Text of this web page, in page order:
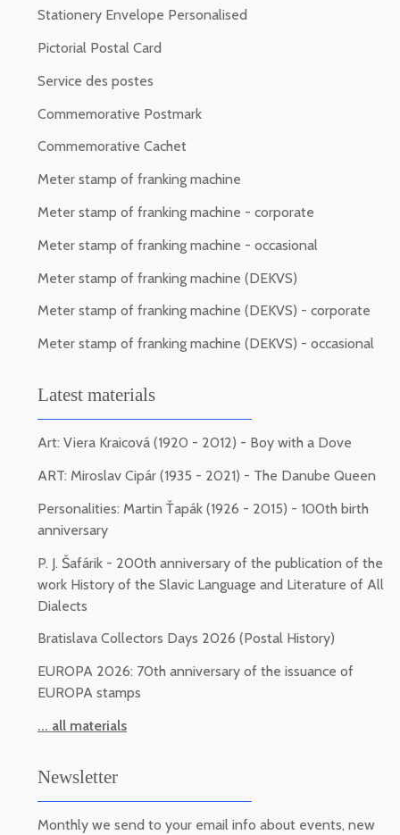
Stationery Envelope Personalised
Pictorial Postal Card
Service des postes
Commemorative Postmark
Commemorative Cachet
Meter stamp of franking machine
Meter stamp of franking machine - corporate
Meter stamp of franking machine - occasional
Meter stamp of franking machine (DEKVS)
Meter stamp of franking machine (DEKVS) - corporate
Meter stamp of franking machine (DEKVS) - occasional
Latest materials
Art: Viera Kraicová (1920 - 2012) - Boy with a Dove
ART: Miroslav Cipár (1935 - 2021) - The Danube Queen
Personalities: Martin Ťapák (1926 - 2015) - 100th birth
anniversary
P. J. Šafárik - 200th anniversary of the publication of the
work History of the Slavic Language and Literature of All
Dialects
Bratislava Collectors Days 2026 (Postal History)
EUROPA 2026: 70th anniversary of the issuance of
EUROPA stamps
... all materials
Newsletter
Monthly we send to your email info about events, new